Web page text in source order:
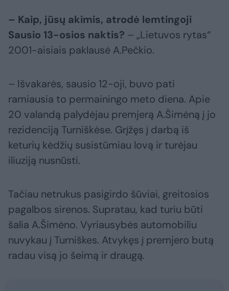
– Kaip, jūsų akimis, atrodė lemtingoji
Sausio 13-osios naktis? – „Lietuvos rytas“
2001-aisiais paklausė A.Pečkio.
– Išvakarės, sausio 12-oji, buvo pati
ramiausia to permainingo meto diena. Apie
20 valandą palydėjau premjerą A.Šimėną į jo
rezidenciją Turniškėse. Grįžęs į darbą iš
keturių kėdžių susistūmiau lovą ir turėjau
iliuziją nusnūsti.
Tačiau netrukus pasigirdo šūviai, greitosios
pagalbos sirenos. Supratau, kad turiu būti
šalia A.Šimėno. Vyriausybės automobiliu
nuvykau į Turniškes. Atvykęs į premjero butą
radau visą jo šeimą ir draugą.